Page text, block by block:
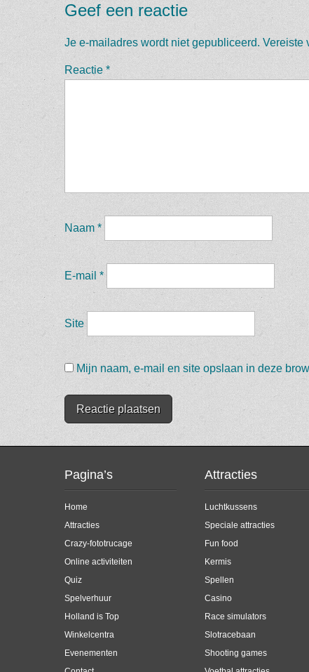
Geef een reactie
Je e-mailadres wordt niet gepubliceerd. Vereiste
Reactie *
Naam *
E-mail *
Site
Mijn naam, e-mail en site opslaan in deze
Pagina’s
Home
Attracties
Crazy-fototrucage
Online activiteiten
Quiz
Spelverhuur
Holland is Top
Winkelcentra
Evenementen
Attracties
Luchtkussens
Speciale attracties
Fun food
Kermis
Spellen
Casino
Race simulators
Slotracebaan
Shooting games